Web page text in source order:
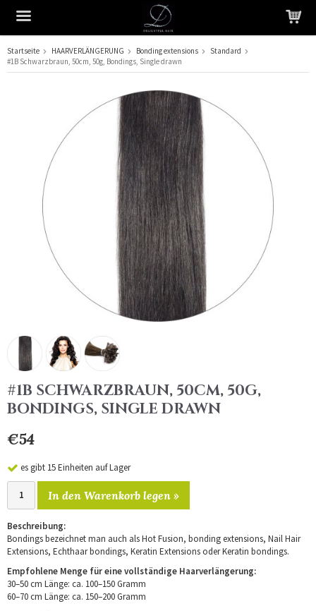
Das Produkt wurde in Ihren Warenkorb gelegt
Startseite HAARVERLÄNGERUNG Bonding extensions
Standard
#1B Schwarzbraun, 50cm, 50g, Bondings, Single drawn
#1B SCHWARZBRAUN, 50CM, 50G,
BONDINGS, SINGLE DRAWN
€54
es gibt 15 Einheiten auf Lager
In den Warenkorb legen »
Beschreibung:
Bondings bezeichnet man auch als Hot Fusion, bonding extensions, Nail Hair
Extensions, Echthaar bondings, Keratin Extensions oder Keratin bondings.
Empfohlene Menge für eine vollständige Haarverlängerung:
30–50 cm Länge: ca. 100–150 Gramm
60–70 cm Länge: ca. 150–200 Gramm